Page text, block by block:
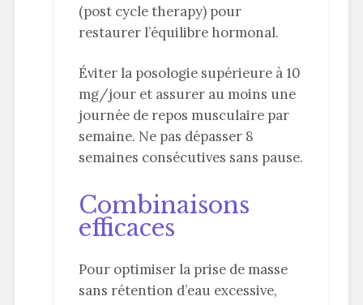
(post cycle therapy) pour
restaurer l’équilibre hormonal.
Éviter la posologie supérieure à 10
mg/jour et assurer au moins une
journée de repos musculaire par
semaine. Ne pas dépasser 8
semaines consécutives sans pause.
Combinaisons
efficaces
Pour optimiser la prise de masse
sans rétention d’eau excessive,